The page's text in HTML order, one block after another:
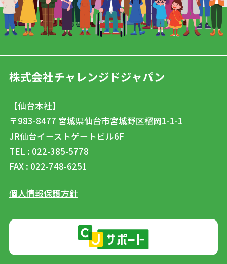
株式会社チャレンジドジャパン
【仙台本社】
〒983-8477 宮城県仙台市宮城野区榴岡1-1-1
JR仙台イーストゲートビル6F
TEL : 022-385-5778
FAX : 022-748-6251
個人情報保護方針